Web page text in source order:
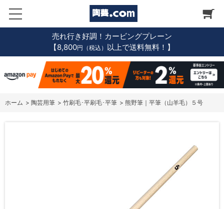
売れ行き好調！カービングプレーン
【8,800円（税込） 以上で送料無料！】
ホーム > 陶芸用筆 > 竹刷毛･平刷毛･平筆 > 熊野筆｜平筆（山羊毛）５号